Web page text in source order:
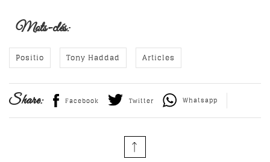
Mots-clés:
Positio Tony Haddad Articles
Share: Facebook Twitter Whatsapp